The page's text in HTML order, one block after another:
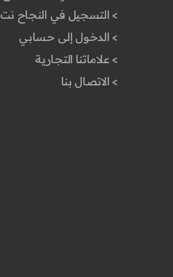
> التسجيل في النجاح نت
> الدخول إلى حسابي
> علاماتنا التجارية
> الاتصال بنا